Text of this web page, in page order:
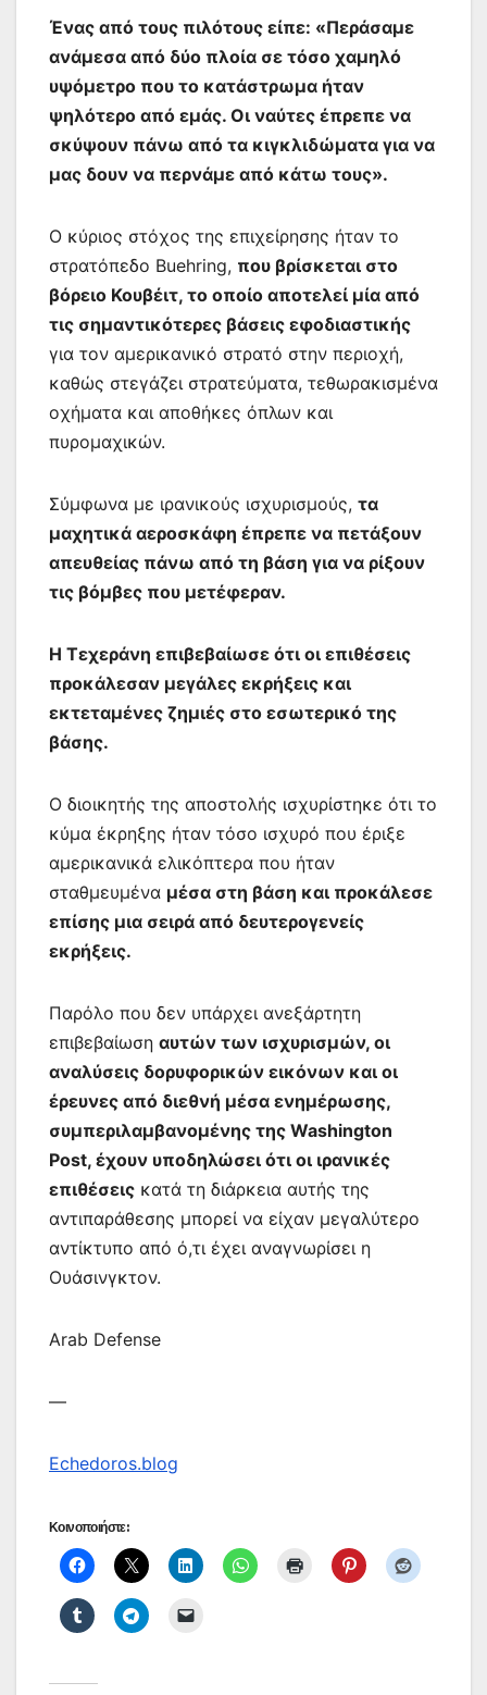
Ένας από τους πιλότους είπε: «Περάσαμε
ανάμεσα από δύο πλοία σε τόσο χαμηλό
υψόμετρο που το κατάστρωμα ήταν
ψηλότερο από εμάς. Οι ναύτες έπρεπε να
σκύψουν πάνω από τα κιγκλιδώματα για να
μας δουν να περνάμε από κάτω τους».
Ο κύριος στόχος της επιχείρησης ήταν το
στρατόπεδο Buehring, που βρίσκεται στο
βόρειο Κουβέιτ, το οποίο αποτελεί μία από
τις σημαντικότερες βάσεις εφοδιαστικής
για τον αμερικανικό στρατό στην περιοχή,
καθώς στεγάζει στρατεύματα, τεθωρακισμένα
οχήματα και αποθήκες όπλων και
πυρομαχικών.
Σύμφωνα με ιρανικούς ισχυρισμούς, τα
μαχητικά αεροσκάφη έπρεπε να πετάξουν
απευθείας πάνω από τη βάση για να ρίξουν
τις βόμβες που μετέφεραν.
Η Τεχεράνη επιβεβαίωσε ότι οι επιθέσεις
προκάλεσαν μεγάλες εκρήξεις και
εκτεταμένες ζημιές στο εσωτερικό της
βάσης.
Ο διοικητής της αποστολής ισχυρίστηκε ότι το
κύμα έκρηξης ήταν τόσο ισχυρό που έριξε
αμερικανικά ελικόπτερα που ήταν
σταθμευμένα μέσα στη βάση και προκάλεσε
επίσης μια σειρά από δευτερογενείς
εκρήξεις.
Παρόλο που δεν υπάρχει ανεξάρτητη
επιβεβαίωση αυτών των ισχυρισμών, οι
αναλύσεις δορυφορικών εικόνων και οι
έρευνες από διεθνή μέσα ενημέρωσης,
συμπεριλαμβανομένης της Washington
Post, έχουν υποδηλώσει ότι οι ιρανικές
επιθέσεις κατά τη διάρκεια αυτής της
αντιπαράθεσης μπορεί να είχαν μεγαλύτερο
αντίκτυπο από ό,τι έχει αναγνωρίσει η
Ουάσινγκτον.
Arab Defense
—
Echedoros.blog
Κοινοποιήστε: